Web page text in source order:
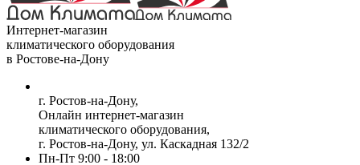
Интернет-магазин
климатического оборудования
в Ростове-на-Дону
г. Ростов-на-Дону,
Онлайн интернет-магазин
климатического оборудования,
г. Ростов-на-Дону, ул. Каскадная 132/2
Пн-Пт 9:00 - 18:00